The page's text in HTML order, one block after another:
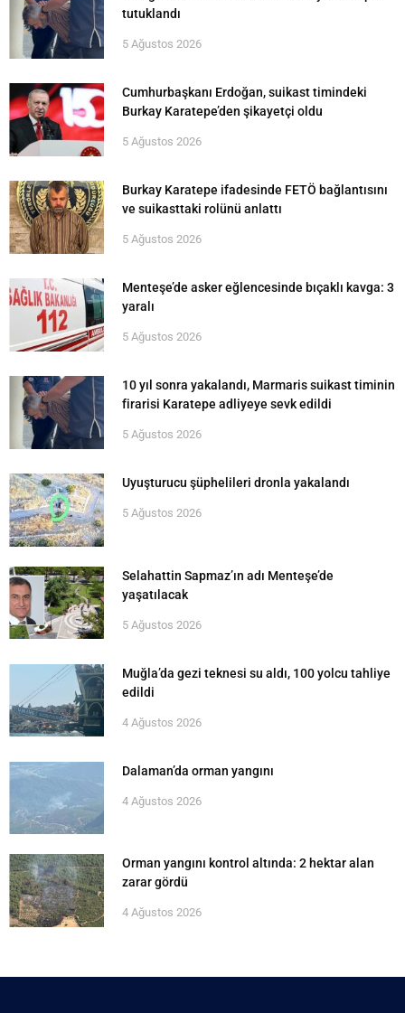
tutuklandı
5 Ağustos 2026
Cumhurbaşkanı Erdoğan, suikast timindeki
Burkay Karatepe’den şikayetçi oldu
5 Ağustos 2026
Burkay Karatepe ifadesinde FETÖ bağlantısını
ve suikasttaki rolünü anlattı
5 Ağustos 2026
Menteşe’de asker eğlencesinde bıçaklı kavga: 3
yaralı
5 Ağustos 2026
10 yıl sonra yakalandı, Marmaris suikast timinin
firarisi Karatepe adliyeye sevk edildi
5 Ağustos 2026
Uyuşturucu şüphelileri dronla yakalandı
5 Ağustos 2026
Selahattin Sapmaz’ın adı Menteşe’de
yaşatılacak
5 Ağustos 2026
Muğla’da gezi teknesi su aldı, 100 yolcu tahliye
edildi
4 Ağustos 2026
Dalaman’da orman yangını
4 Ağustos 2026
Orman yangını kontrol altında: 2 hektar alan
zarar gördü
4 Ağustos 2026